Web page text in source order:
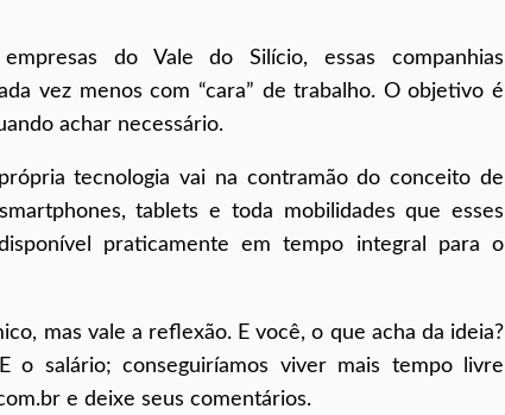
do Vale do Silício, essas companhias
vez menos com “cara” de trabalho. O objetivo é
achar necessário.
tecnologia vai na contramão do conceito de
tablets e toda mobilidades que esses
praticamente em tempo integral para o
mas vale a reflexão. E você, o que acha da ideia?
o salário; conseguiríamos viver mais tempo livre
e deixe seus comentários.